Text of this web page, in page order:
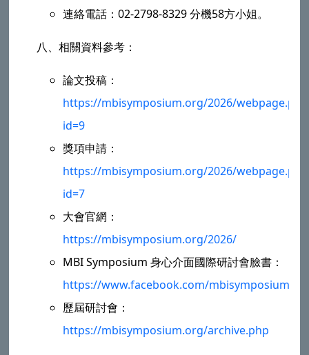
連絡電話：02-2798-8329 分機58方小姐。
八、相關資料參考：
論文投稿：
https://mbisymposium.org/2026/
id=9
獎項申請：
https://mbisymposium.org/2026/
id=7
大會官網：
https://mbisymposium.org/2026/
MBI Symposium 身心介面國際研討會臉書：
https://www.facebook.com/mbisymposium
歷屆研討會：
https://mbisymposium.org/archive.php